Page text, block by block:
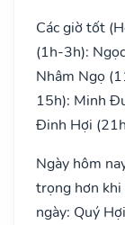
Các giờ tốt
(1h-3h):
Nhâm Ngọ
15h): Minh
Đinh Hợi
Ngày hôm
trọng hơn khi
ngày: Quý